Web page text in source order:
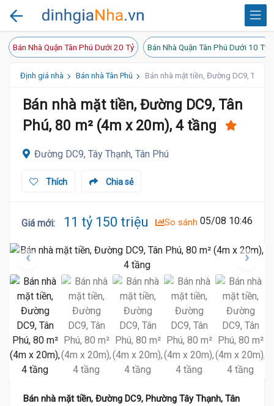
Bán Nhà Quận Tân Phú Dưới 20 Tỷ Bán Nhà Quận Tân Phú Dưới 10 Tỷ
Định giá nhà Bán nhà Tân Phú Bán nhà mặt tiền, Đường DC9, Tân
Bán nhà mặt tiền, Đường DC9, Tân
Phú, 80 m² (4m x 20m), 4 tầng
Đường DC9, Tây Thạnh, Tân Phú
Chia sẻ
Thích
Giá mới: 11 tỷ 150 triệu So sánh 05/08 10:46
Bán nhà mặt tiền, Đường DC9, Phường Tây Thạnh, Tân